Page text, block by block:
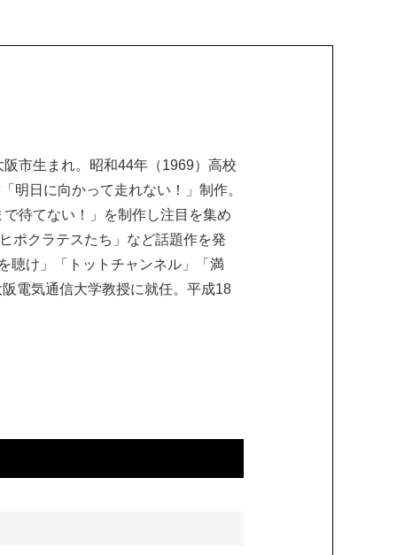
市生まれ。昭和44年（1969）高校
明日に向かって走れない！」制作。
待てない！」を制作し注目を集め
ポクラテスたち」など話題作を発
聴け」「トットチャンネル」「満
電気通信大学教授に就任。平成18